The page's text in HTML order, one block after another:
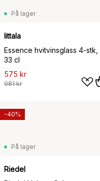
På lager
Iittala
Essence hvitvinsglass 4-stk,
33 cl
575 kr
981 kr
På lager
Riedel
-40%